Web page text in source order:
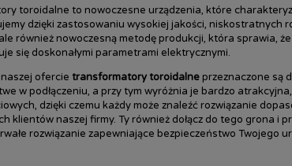
toroidalne to nowoczesne urządzenia, które
dzięki zastosowaniu wysokiej jakości, niskostratnych
również nowoczesną metodę produkcji, która sprawia,
się doskonałymi parametrami elektrycznymi.
ofercie transformatory toroidalneprzeznaczone są
w podłączeniu, a przy tym wyróżnia je bardzo
dzięki czemu każdy może znaleźć rozwiązanie
klientów naszej firmy. Ty również dołącz do tego grona
rozwiązanie zapewniające bezpieczeństwo Twojego